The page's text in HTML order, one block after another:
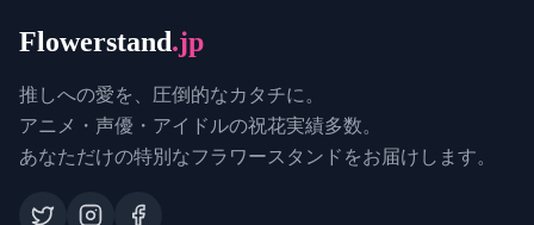
Flowerstand.jp
推しへの愛を、圧倒的なカタチに。
アニメ・声優・アイドルの祝花実績多数。
あなただけの特別なフラワースタンドをお届けします。